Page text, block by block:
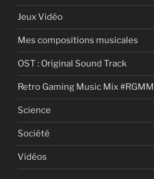
Jeux Vidéo
Mes compositions musicales
OST : Original Sound Track
Retro Gaming Music Mix #RGMM
Science
Société
Vidéos